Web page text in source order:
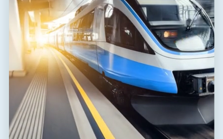
BDGHF-024-V/1-FR1
A06532 D1, C2
Blitzstromableiter mit Grob- und Feinüberspannungsschutz von